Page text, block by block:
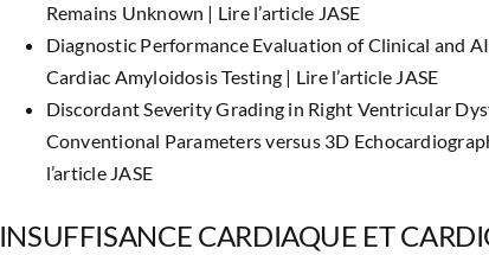
Remains Unknown | Lire l’article JASE
Diagnostic Performance Evaluation of Clinical and
Cardiac Amyloidosis Testing | Lire l’article JASE
Discordant Severity Grading in Right Ventricular
Conventional Parameters versus 3D
l’article JASE
INSUFFISANCE CARDIAQUE ET